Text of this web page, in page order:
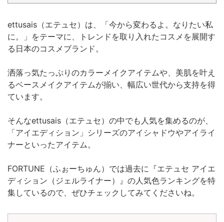
ettusais（エテュセ）は、「今から変わるよ。なりたい私
に。」をテーマに、トレンドを取り入れたコスメを展開す
る日本のコスメブランド。
洒落っ気たっぷりのカラーメイクアイテムや、美肌を叶え
るベースメイクアイテムが揃い、幅広い世代から支持を得
ています。
そんなettusais（エテュセ）の中でも人気を集めるのが、
「アイエディション」シリーズのアイシャドウやアイライ
ナーといったアイテム。
FORTUNE（ふぉーちゅん）では過去に『エテュセ アイエ
ディション（ジェルライナー）』の人気色ランキングを特
集しているので、ぜひチェックしてみてくださいね。